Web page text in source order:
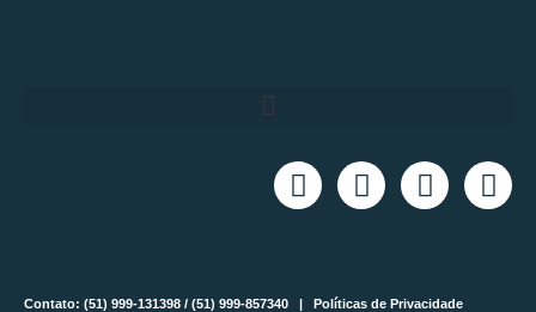
Contato: (51) 999-131398 / (51) 999-857340 | Políticas de Privacidade